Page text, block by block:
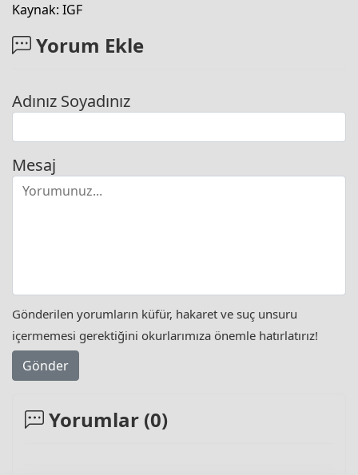
Kaynak: IGF
Yorum Ekle
Adınız Soyadınız
Mesaj
Gönderilen yorumların küfür, hakaret ve suç unsuru
içermemesi gerektiğini okurlarımıza önemle hatırlatırız!
Gönder
Yorumlar (0)